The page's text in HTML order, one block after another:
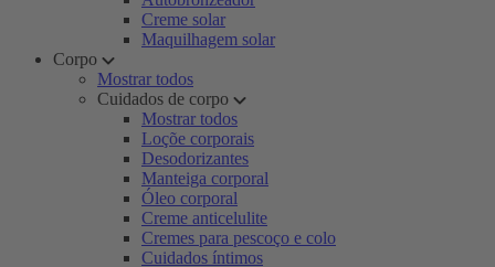
Creme solar
Maquilhagem solar
Corpo
Mostrar todos
Cuidados de corpo
Mostrar todos
Loçõe corporais
Desodorizantes
Manteiga corporal
Óleo corporal
Creme anticelulite
Cremes para pescoço e colo
Cuidados íntimos